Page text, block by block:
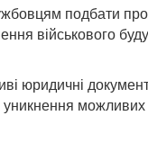
подбати
військового